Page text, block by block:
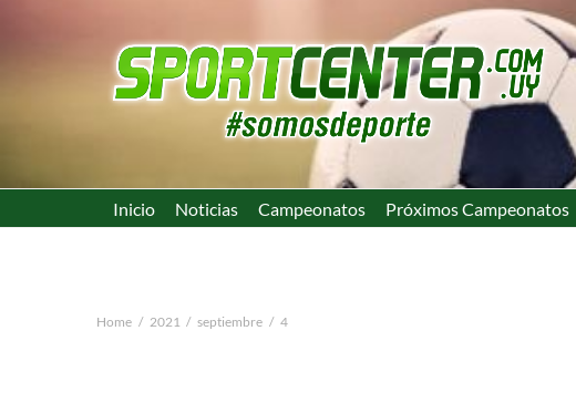
Inicio Noticias Campeonatos Próximos Campeonatos
Home 2021 septiembre 4